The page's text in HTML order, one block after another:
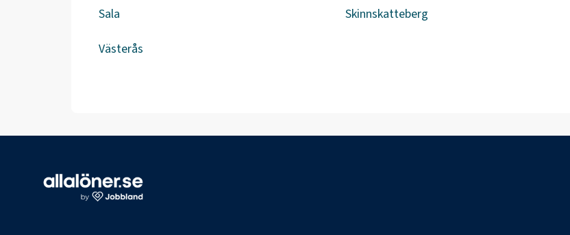
Sala Skinnskatteberg
Västerås